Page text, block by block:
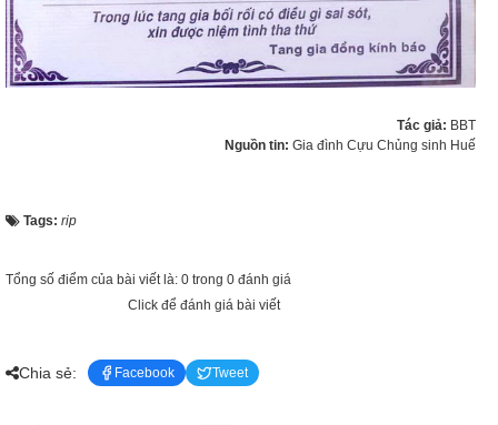
Tác giả: BBT
Nguồn tin: Gia đình Cựu Chủng sinh Huế
Tags: rip
Tổng số điểm của bài viết là: 0 trong 0 đánh giá
Click để đánh giá bài viết
Chia sẻ: Facebook Tweet